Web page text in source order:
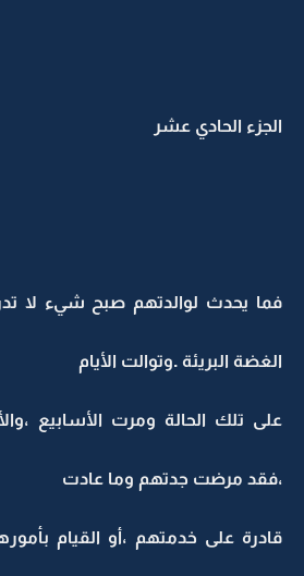
الجزء الحادي عشر
فما يحدث لوالدتهم صبح شيء لا
الغضة البريئة .وتوالت الأيام
على تلك الحالة ومرت الأسابيع
،فقد مرضت جدتهم وما عادت
قادرة على خدمتهم ،أو القيام